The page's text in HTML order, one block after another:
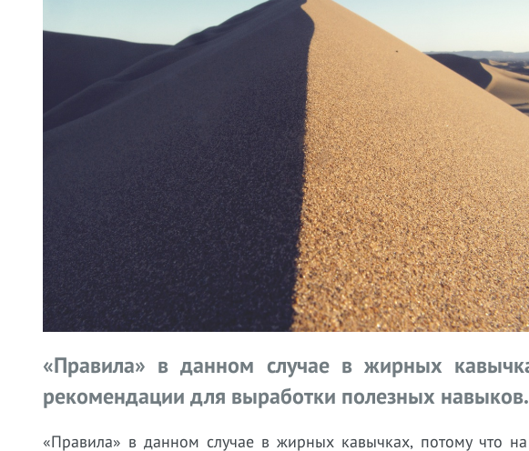
«Правила» в данном случае в жирных
рекомендации для выработки полезных навыков.
«Правила» в данном случае в жирных кавычках, потому что